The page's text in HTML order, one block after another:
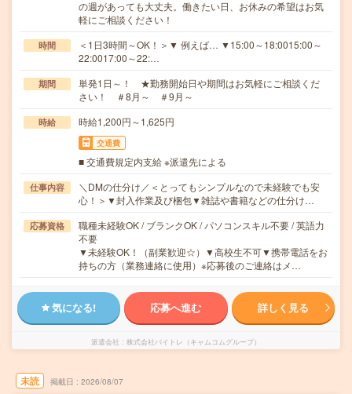
の週があっても大丈夫。働きたい日、お休みの希望はお気
軽にご相談ください！
時間
＜1日3時間～OK！＞▼ 例えば… ▼15:00～18:0015:00～
22:0017:00～22:…
期間
単発1日～！ ★勤務開始日や期間はお気軽にご相談くだ
さい！ ＃8月～ ＃9月～
時給 時給1,200円～1,625円
交通費
■ 交通費規定内支給 ※派遣先による
仕事内容
＼DMの仕分け／＜とってもシンプルなので未経験でも安
心！＞▼封入作業及び梱包▼雑誌や書籍などの仕分け…
応募資格
職種未経験OK / ブランクOK / パソコンスキル不要 / 英語力
不要
▼未経験OK！（副業歓迎☆）▼高校生不可▼携帯電話をお
持ちの方（業務連絡に使用）※応募後のご連絡はメ…
気になる! 応募へ進む 詳しく見る
派遣会社 株式会社バイトレ（キャムコムグループ）
未読 掲載日 2026/08/07